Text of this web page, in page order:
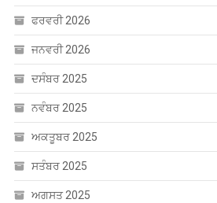
ਫਰਵਰੀ 2026
ਜਨਵਰੀ 2026
ਦਸੰਬਰ 2025
ਨਵੰਬਰ 2025
ਅਕਤੂਬਰ 2025
ਸਤੰਬਰ 2025
ਅਗਸਤ 2025